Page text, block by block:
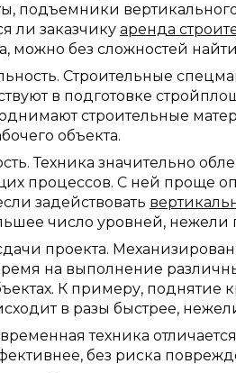
подъемники
ли заказчику аренда
можно без сложностей
Строительные
в подготовке
строительные
объекта.
Техника значительно
процессов. С ней проще
задействовать
число уровней,
проекта.
на выполнение
К примеру,
в разы быстрее,
техника
без риска